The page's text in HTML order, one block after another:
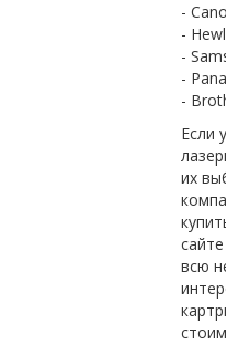
-
-
-
-
-
Если
их
всю